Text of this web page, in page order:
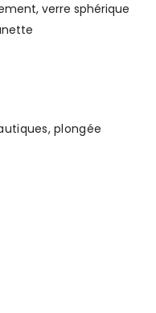
verre sphérique
plongée